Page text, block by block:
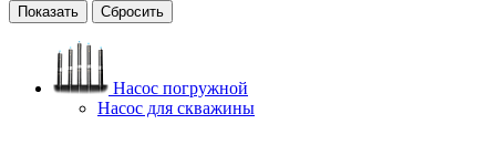
Сбросить
Насос погружной
Насос для скважины